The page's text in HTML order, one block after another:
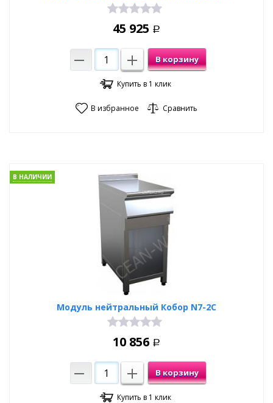
45 925 Р
В корзину
Купить в 1 клик
В избранное Сравнить
Модуль нейтральный Кобор N7-2C
В НАЛИЧИИ
10 856 Р
В корзину
Купить в 1 клик